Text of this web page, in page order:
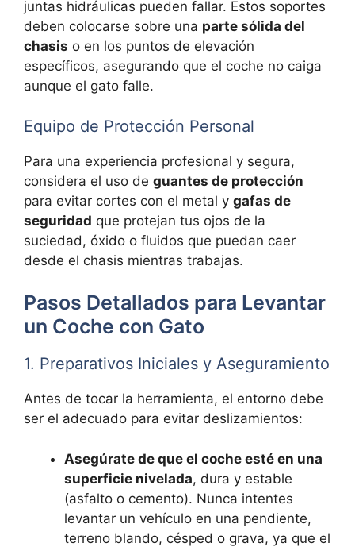
juntas hidráulicas pueden fallar. Estos soportes
deben colocarse sobre una parte sólida del
chasis o en los puntos de elevación
específicos, asegurando que el coche no caiga
aunque el gato falle.
Equipo de Protección Personal
Para una experiencia profesional y segura,
considera el uso de guantes de protección
para evitar cortes con el metal y gafas de
seguridad que protejan tus ojos de la
suciedad, óxido o fluidos que puedan caer
desde el chasis mientras trabajas.
Pasos Detallados para Levantar
un Coche con Gato
1. Preparativos Iniciales y Aseguramiento
Antes de tocar la herramienta, el entorno debe
ser el adecuado para evitar deslizamientos:
Asegúrate de que el coche esté en una
superficie nivelada, dura y estable
(asfalto o cemento). Nunca intentes
levantar un vehículo en una pendiente,
terreno blando, césped o grava, ya que el